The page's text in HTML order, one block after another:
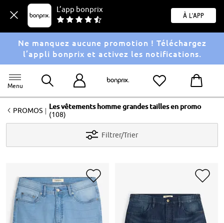
L’app bonprix
À l'app
Ne manquez aucune promotion ! Téléchargez
l’appli bonprix et activez les notifications.
Menu
<PROMOS | Les vêtements homme grandes tailles en promo
(108)
Filtrer/Trier